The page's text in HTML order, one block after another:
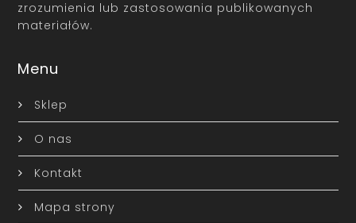
zrozumienia lub zastosowania publikowanych
materiałów.
Menu
Sklep
O nas
Kontakt
Mapa strony